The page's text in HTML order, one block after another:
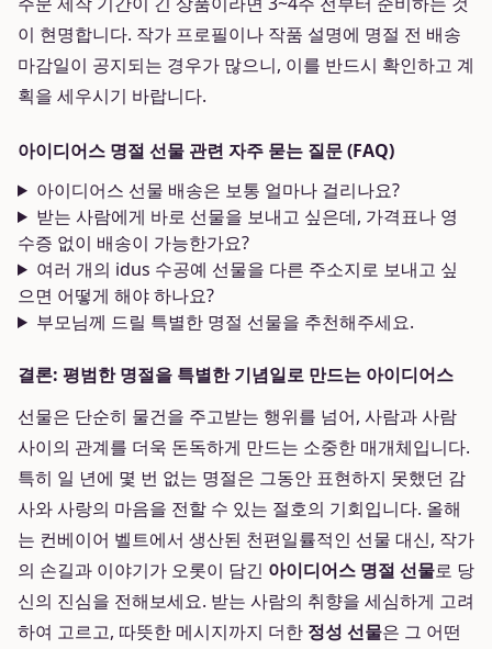
이 현명합니다. 작가 프로필이나 작품 설명에 명절 전 배송
마감일이 공지되는 경우가 많으니, 이를 반드시 확인하고 계
획을 세우시기 바랍니다.
아이디어스 명절 선물 관련 자주 묻는 질문 (FAQ)
아이디어스 선물 배송은 보통 얼마나 걸리나요?
받는 사람에게 바로 선물을 보내고 싶은데, 가격표나 영
수증 없이 배송이 가능한가요?
여러 개의 idus 수공예 선물을 다른 주소지로 보내고 싶
으면 어떻게 해야 하나요?
부모님께 드릴 특별한 명절 선물을 추천해주세요.
결론: 평범한 명절을 특별한 기념일로 만드는 아이디어스
선물은 단순히 물건을 주고받는 행위를 넘어, 사람과 사람
사이의 관계를 더욱 돈독하게 만드는 소중한 매개체입니다.
특히 일 년에 몇 번 없는 명절은 그동안 표현하지 못했던 감
사와 사랑의 마음을 전할 수 있는 절호의 기회입니다. 올해
는 컨베이어 벨트에서 생산된 천편일률적인 선물 대신, 작가
의 손길과 이야기가 오롯이 담긴 아이디어스 명절 선물로 당
신의 진심을 전해보세요. 받는 사람의 취향을 세심하게 고려
하여 고르고, 따뜻한 메시지까지 더한 정성 선물은 그 어떤